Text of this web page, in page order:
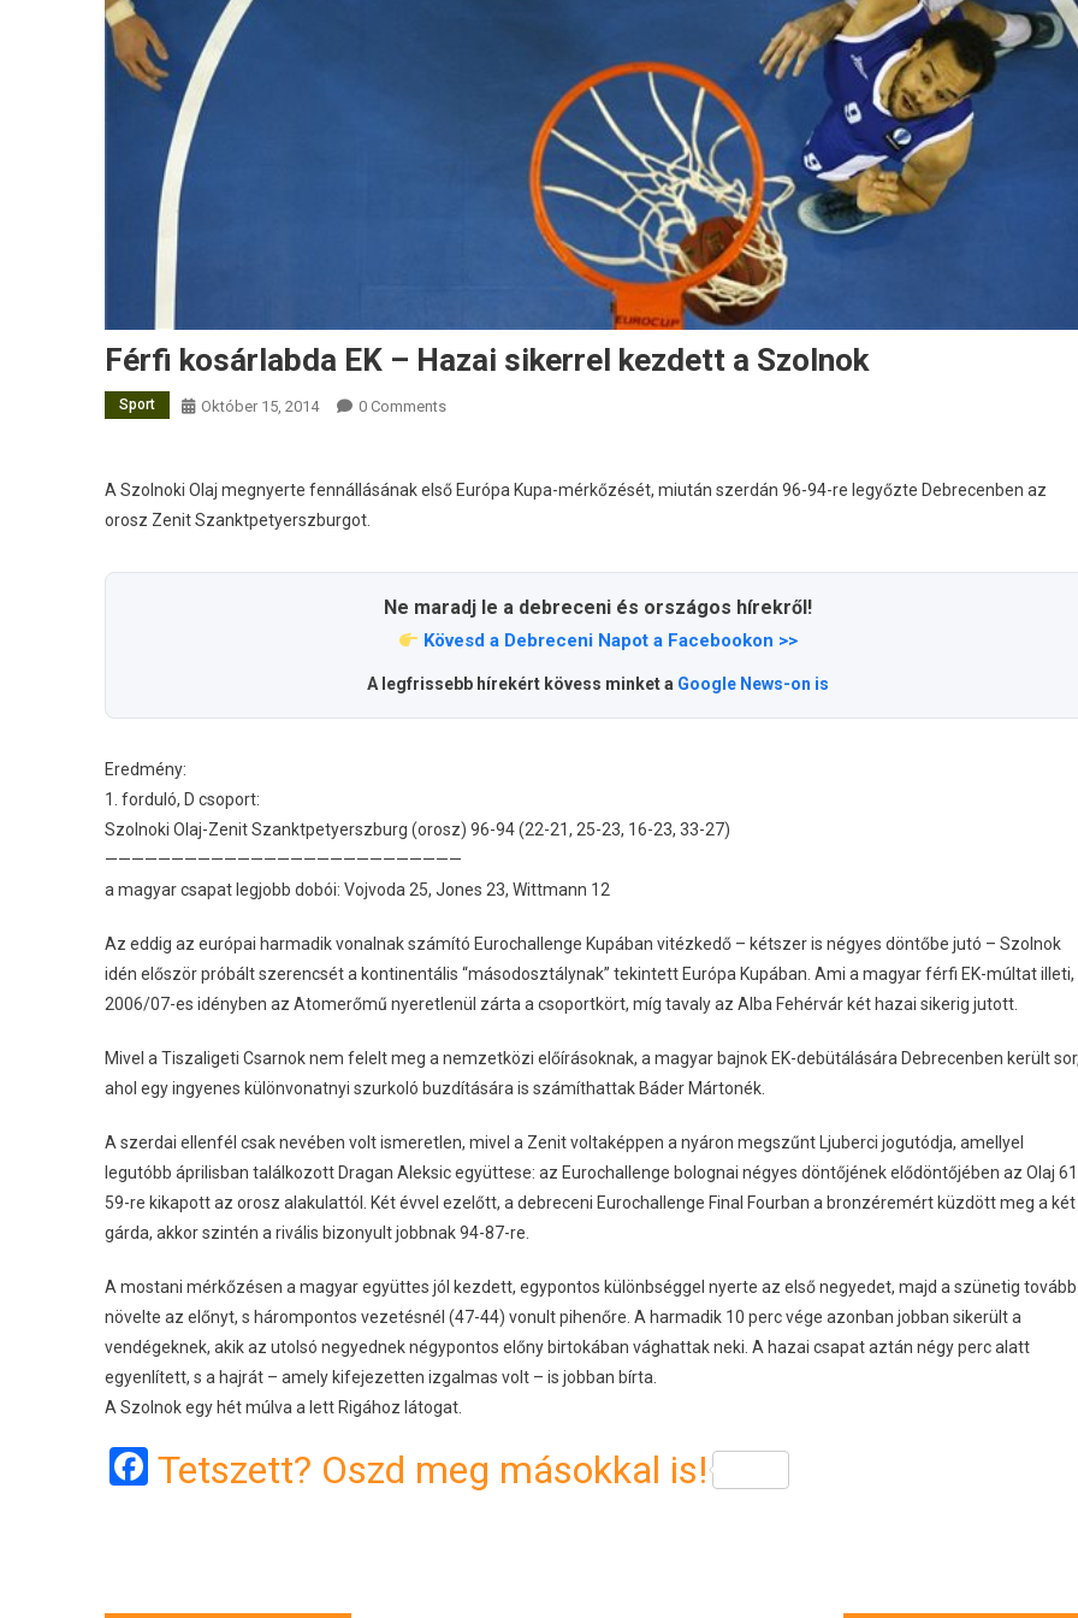
Férfi kosárlabda EK – Hazai sikerrel kezdett a Szolnok
Sport Október 15, 2014 0 Comments
A Szolnoki Olaj megnyerte fennállásának első Európa Kupa-mérkőzését, miután szerdán 96-94-re legyőzte Debrecenben az
orosz Zenit Szanktpetyerszburgot.
Ne maradj le a debreceni és országos hírekről!
Kövesd a Debreceni Napot a Facebookon >>
A legfrissebb hírekért kövess minket a Google News-on is
Eredmény:
1. forduló, D csoport:
Szolnoki Olaj-Zenit Szanktpetyerszburg (orosz) 96-94 (22-21, 25-23, 16-23, 33-27)
———————————————————————————
a magyar csapat legjobb dobói: Vojvoda 25, Jones 23, Wittmann 12
Az eddig az európai harmadik vonalnak számító Eurochallenge Kupában vitézkedő – kétszer is négyes döntőbe jutó – Szolnok
idén először próbált szerencsét a kontinentális “másodosztálynak” tekintett Európa Kupában. Ami a magyar férfi EK-múltat illeti,
2006/07-es idényben az Atomerőmű nyeretlenül zárta a csoportkört, míg tavaly az Alba Fehérvár két hazai sikerig jutott.
Mivel a Tiszaligeti Csarnok nem felelt meg a nemzetközi előírásoknak, a magyar bajnok EK-debütálására Debrecenben került
ahol egy ingyenes különvonatnyi szurkoló buzdítására is számíthattak Báder Mártonék.
A szerdai ellenfél csak nevében volt ismeretlen, mivel a Zenit voltaképpen a nyáron megszűnt Ljuberci jogutódja, amellyel
legutóbb áprilisban találkozott Dragan Aleksic együttese: az Eurochallenge bolognai négyes döntőjének elődöntőjében az Olaj
59-re kikapott az orosz alakulattól. Két évvel ezelőtt, a debreceni Eurochallenge Final Fourban a bronzéremért küzdött meg a két
gárda, akkor szintén a rivális bizonyult jobbnak 94-87-re.
A mostani mérkőzésen a magyar együttes jól kezdett, egypontos különbséggel nyerte az első negyedet, majd a szünetig tovább
növelte az előnyt, s hárompontos vezetésnél (47-44) vonult pihenőre. A harmadik 10 perc vége azonban jobban sikerült a
vendégeknek, akik az utolsó negyednek négypontos előny birtokában vághattak neki. A hazai csapat aztán négy perc alatt
egyenlített, s a hajrát – amely kifejezetten izgalmas volt – is jobban bírta.
A Szolnok egy hét múlva a lett Rigához látogat.
Facebook
Tetszett? Oszd meg másokkal is!